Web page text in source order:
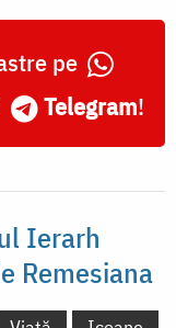
pe
Telegram!
Ierarh
Remesiana